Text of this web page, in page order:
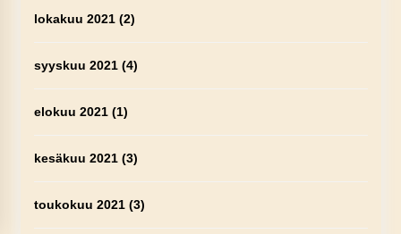
lokakuu 2021(2)
syyskuu 2021(4)
elokuu 2021(1)
kesäkuu 2021(3)
toukokuu 2021(3)